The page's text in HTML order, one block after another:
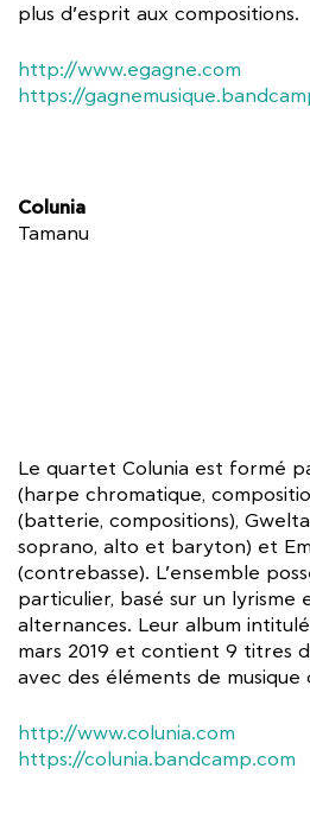
plus d’esprit aux compositions.
http://www.egagne.com
https://
Colunia
Tamanu
Le quartet Colunia est formé
(harpe chromatique,
(batterie, compositions),
soprano, alto et baryton) et
(contrebasse). L’ensemble
particulier, basé sur un lyrisme
alternances. Leur album
mars 2019 et contient 9 titres
avec des éléments de musique
http://www.colunia.com
https://colunia.bandcamp.com